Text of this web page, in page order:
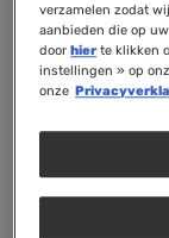
verzamelen zodat
aanbieden die op
doorhierte klikken
instellingen » op
onze